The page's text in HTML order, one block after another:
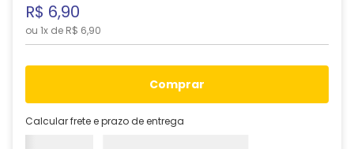
R$ 6,90
ou 1x de R$ 6,90
comprar
Calcular frete e prazo de entrega